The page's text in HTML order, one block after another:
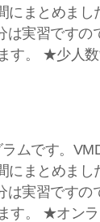
にまとめま
実習ですの
す。 ★少人
ムです。
にまとめま
実習ですの
す。 ★オン